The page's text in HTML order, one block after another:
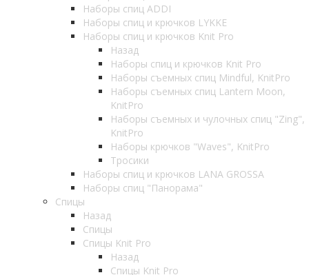
Наборы спиц ADDI
Наборы спиц и крючков LYKKE
Наборы спиц и крючков Knit Pro
Назад
Наборы спиц и крючков Knit Pro
Наборы съемных спиц Mindful, KnitPro
Наборы съемных спиц Lantern Moon,
KnitPro
Наборы съемных и чулочных спиц "Zing",
KnitPro
Наборы крючков "Waves", KnitPro
Тросики
Наборы спиц и крючков LANA GROSSA
Наборы спиц "Панорама"
Спицы
Назад
Спицы
Спицы Knit Pro
Назад
Спицы Knit Pro